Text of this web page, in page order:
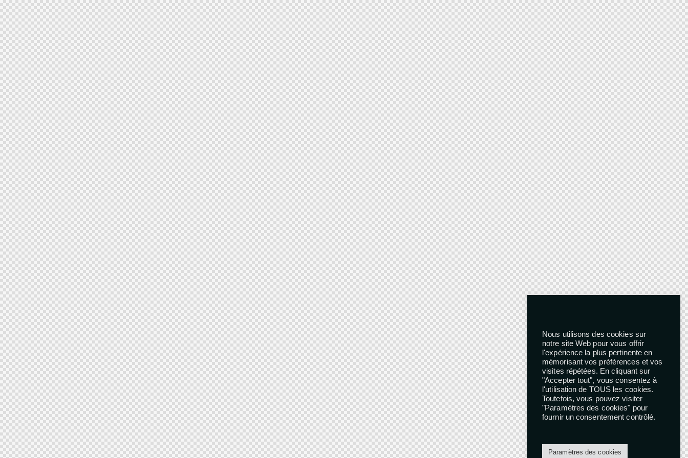
Nous utilisons des cookies sur
notre site Web pour vous offrir
l'expérience la plus pertinente en
mémorisant vos préférences et vos
visites répétées. En cliquant sur
"Accepter tout", vous consentez à
l'utilisation de TOUS les cookies.
Toutefois, vous pouvez visiter
"Paramètres des cookies" pour
fournir un consentement contrôlé.
Paramètres des cookies